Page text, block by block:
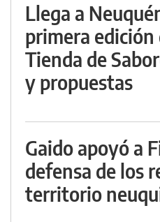
Llega a
primera edición
Tienda de
y propuestas
Gaido apoyó a
defensa de los
territorio